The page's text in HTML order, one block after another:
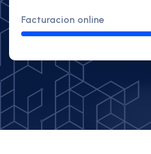
Facturacion online